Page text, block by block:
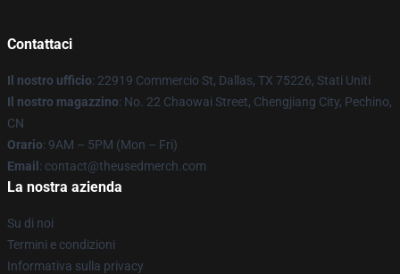
Contattaci
Il nostro ufficio: 22919 Commercio St, Dallas, TX 75226, Stati Uniti
Il nostro magazzino: No. 22 Chaowai Street, Chengjiang City, Pechino,
CN
Orario: 9AM – 5PM (Mon – Fri)
Email : contact@theusedmerch.com
La nostra azienda
Su di noi
Termini e condizioni
Informativa sulla privacy